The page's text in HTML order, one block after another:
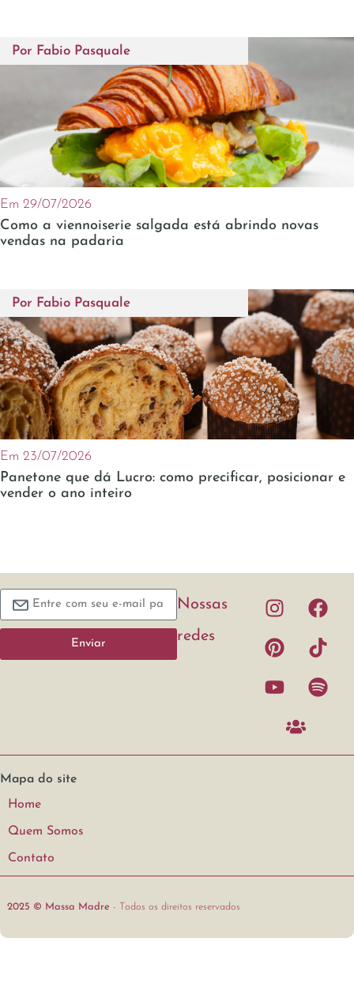
Por Fabio Pasquale
Em 29/07/2026
Como a viennoiserie salgada está abrindo novas
vendas na padaria
Por Fabio Pasquale
Em 23/07/2026
Panetone que dá Lucro: como precificar, posicionar e
vender o ano inteiro
Enviar
Nossas
redes
Mapa do site
Home
Quem Somos
Contato
2025 © Massa Madre - Todos os direitos reservados